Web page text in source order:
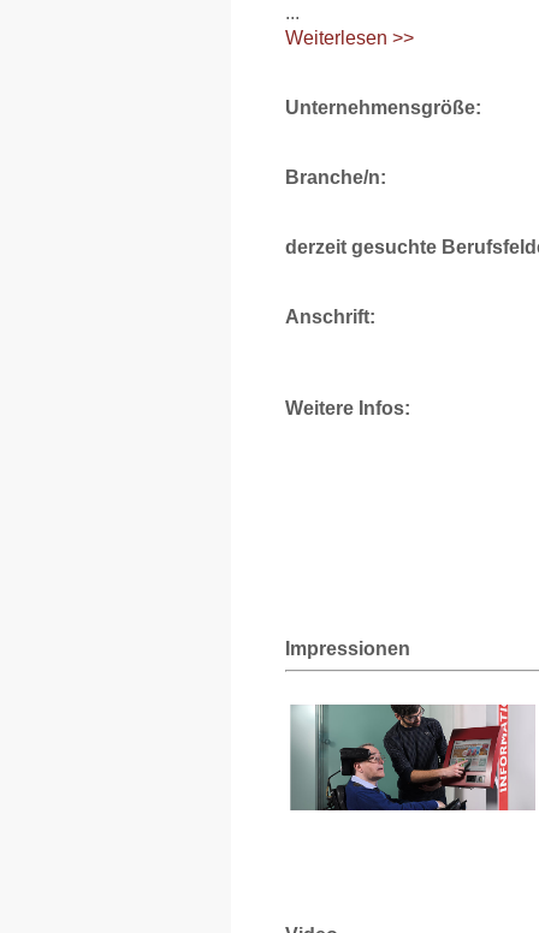
...
Weiterlesen >>
Unternehmensgröße:
Branche/n:
derzeit gesuchte
Anschrift:
Weitere Infos:
Impressionen